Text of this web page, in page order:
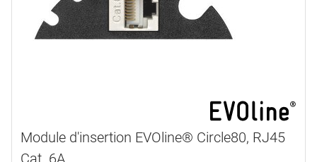
Module d'insertion EVOline® Circle80, RJ45
Cat. 6A